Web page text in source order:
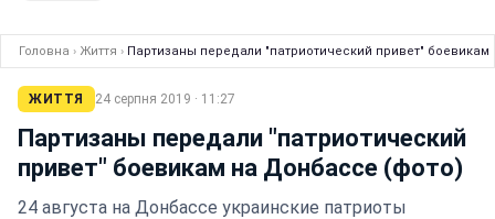
Головна › Життя › Партизаны передали "патриотический привет"
ЖИТТЯ 24 серпня 2019 · 11:27
Партизаны передали "патриотический
привет" боевикам на Донбассе (фото)
24 августа на Донбассе украинские патриоты